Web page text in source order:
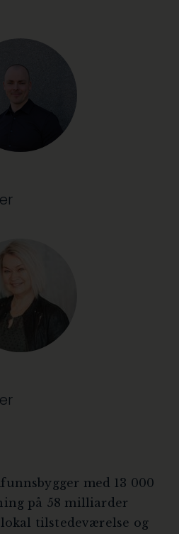
med 13 000
på 58 milliarder
tilstedeværelse og